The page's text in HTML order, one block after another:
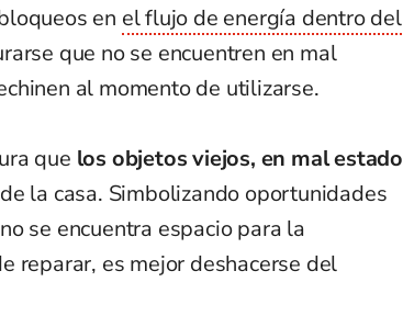
en el flujo de energía dentro del
que no se encuentren en mal
al momento de utilizarse.
que los objetos viejos, en mal estado
la casa. Simbolizando oportunidades
se encuentra espacio para la
reparar, es mejor deshacerse del